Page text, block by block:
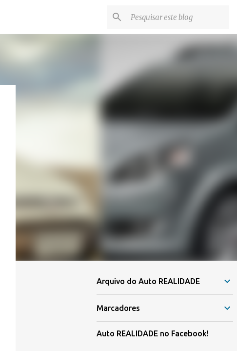
Arquivo do Auto REALIDADE
Marcadores
Auto REALIDADE no Facebook!